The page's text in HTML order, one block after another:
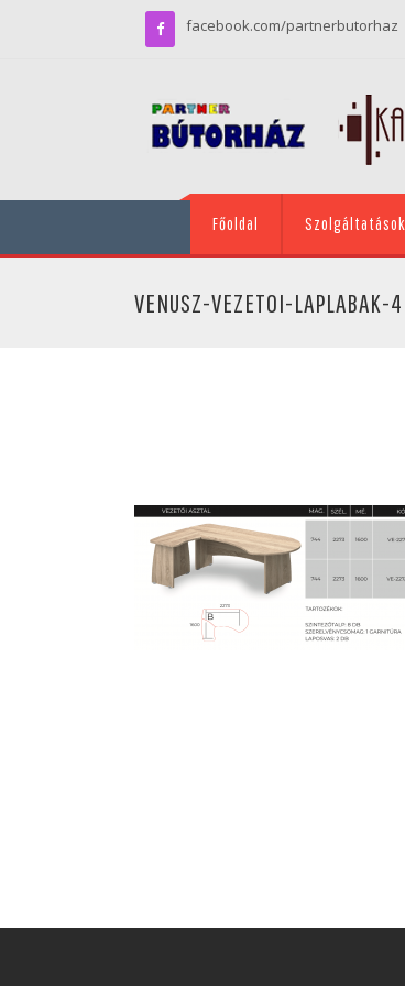
facebook.com/partnerbutorhaz
Főoldal Szolgáltatások
VENUSZ-VEZETOI-LAPLABAK-4